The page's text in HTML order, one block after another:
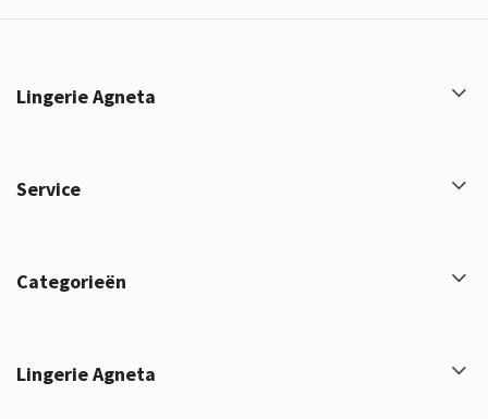
Lingerie Agneta
Service
Categorieën
Lingerie Agneta